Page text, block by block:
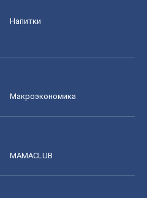
Напитки
Mакроэкономика
MAMACLUB